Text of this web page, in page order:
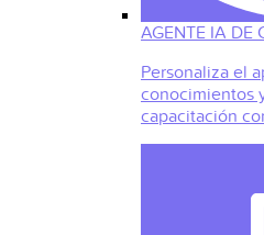
AGENTE IA DE
Personaliza el
conocimientos
capacitación